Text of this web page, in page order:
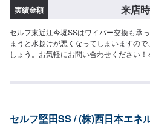
実績金額 来店
セルフ東近江今堀SSはワイパー交換も承
まうと水捌けが悪くなってしまいますの
しょう。お気軽にお問い合わせください
セルフ堅田SS / (株)西日本エネ